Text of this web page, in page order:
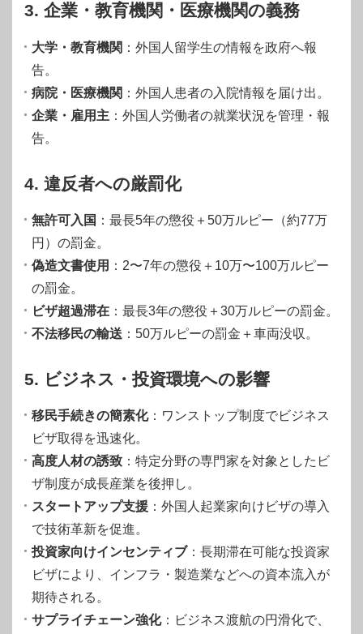
3. 企業・教育機関・医療機関の義務
大学・教育機関 ：外国人留学生の情報を政府へ報
告。
病院・医療機関 ：外国人患者の入院情報を届け出。
企業・雇用主 ：外国人労働者の就業状況を管理・報
告。
4. 違反者への厳罰化
無許可入国 ：最長5年の懲役＋50万ルピー（約77万
円）の罰金。
偽造文書使用 ：2〜7年の懲役＋10万〜100万ルピー
の罰金。
ビザ超過滞在 ：最長3年の懲役＋30万ルピーの罰金。
不法移民の輸送 ：50万ルピーの罰金＋車両没収。
5. ビジネス・投資環境への影響
移民手続きの簡素化：ワンストップ制度でビジネス
ビザ取得を迅速化。
高度人材の誘致 ：特定分野の専門家を対象としたビ
ザ制度が成長産業を後押し。
スタートアップ支援 ：外国人起業家向けビザの導入
で技術革新を促進。
投資家向けインセンティブ：長期滞在可能な投資家
ビザにより、インフラ・製造業などへの資本流入が
期待される。
サプライチェーン強化：ビジネス渡航の円滑化で、